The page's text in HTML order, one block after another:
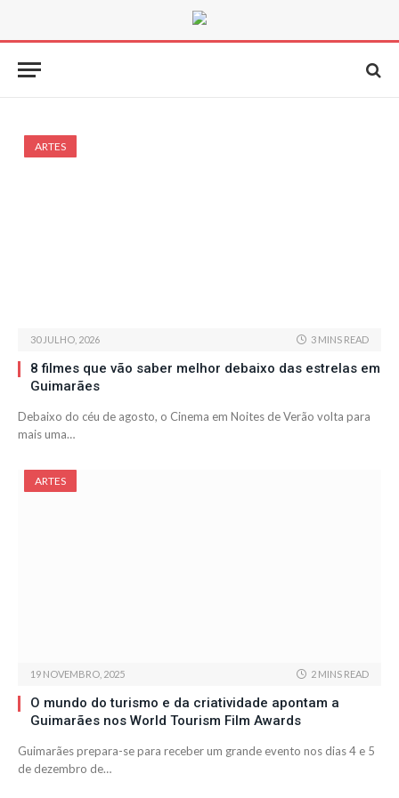
ARTES
30 JULHO, 2026 3 MINS READ
8 filmes que vão saber melhor debaixo das estrelas em
Guimarães
Debaixo do céu de agosto, o Cinema em Noites de Verão volta para
mais uma…
ARTES
19 NOVEMBRO, 2025 2 MINS READ
O mundo do turismo e da criatividade apontam a
Guimarães nos World Tourism Film Awards
Guimarães prepara-se para receber um grande evento nos dias 4 e 5
de dezembro de…